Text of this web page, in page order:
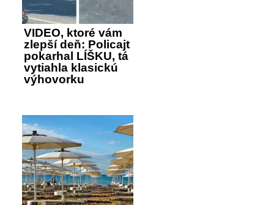
VIDEO, ktoré vám
zlepší deň: Policajt
pokarhal LÍŠKU, tá
vytiahla klasickú
výhovorku